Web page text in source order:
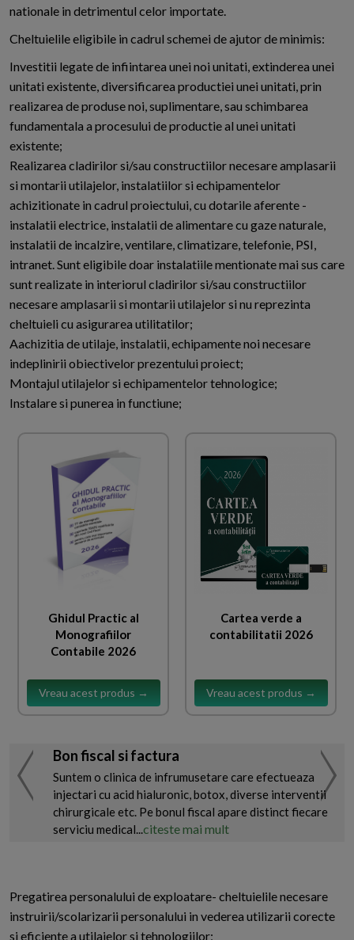
nationale in detrimentul celor importate.
Cheltuielile eligibile in cadrul schemei de ajutor de minimis:
Investitii legate de infiintarea unei noi unitati, extinderea unei
unitati existente, diversificarea productiei unei unitati, prin
realizarea de produse noi, suplimentare, sau schimbarea
fundamentala a procesului de productie al unei unitati
existente;
Realizarea cladirilor si/sau constructiilor necesare amplasarii
si montarii utilajelor, instalatiilor si echipamentelor
achizitionate in cadrul proiectului, cu dotarile aferente -
instalatii electrice, instalatii de alimentare cu gaze naturale,
instalatii de incalzire, ventilare, climatizare, telefonie, PSI,
intranet. Sunt eligibile doar instalatiile mentionate mai sus care
sunt realizate in interiorul cladirilor si/sau constructiilor
necesare amplasarii si montarii utilajelor si nu reprezinta
cheltuieli cu asigurarea utilitatilor;
Aachizitia de utilaje, instalatii, echipamente noi necesare
indeplinirii obiectivelor prezentului proiect;
Montajul utilajelor si echipamentelor tehnologice;
Instalare si punerea in functiune;
Ghidul Practic al
Monografiilor
Contabile 2026
Vreau acest produs →
Cartea verde a
contabilitatii 2026
Vreau acest produs →
Bon fiscal si factura
Suntem o clinica de infrumusetare care efectueaza
injectari cu acid hialuronic, botox, diverse interventii
chirurgicale etc. Pe bonul fiscal apare distinct fiecare
serviciu medical...citeste mai mult
Pregatirea personalului de exploatare- cheltuielile necesare
instruirii/scolarizarii personalului in vederea utilizarii corecte
si eficiente a utilajelor si tehnologiilor;